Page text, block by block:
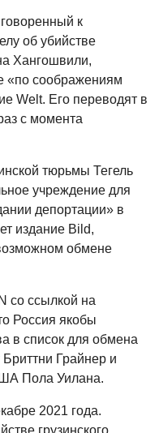
к
об убийстве
Хангошвили,
«по соображениям
Welt. Его переводят в
с момента
тюрьмы Тегель
учреждение для
депортации» в
издание Bild,
обмене
со ссылкой на
Россия якобы
в список для обмена
Бриттни Грайнер и
Пола Уилана.
2021 года.
грузинского